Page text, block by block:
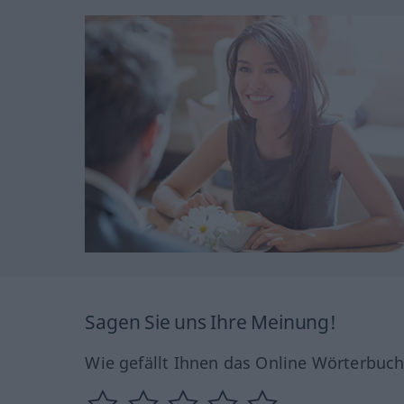
Sagen Sie uns Ihre Meinung!
Wie gefällt Ihnen das Online